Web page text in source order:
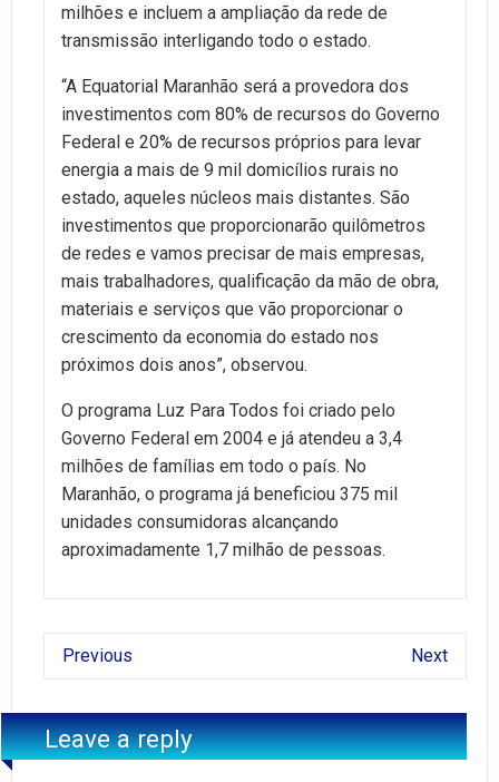
milhões e incluem a ampliação da rede de
transmissão interligando todo o estado.
“A Equatorial Maranhão será a provedora dos
investimentos com 80% de recursos do Governo
Federal e 20% de recursos próprios para levar
energia a mais de 9 mil domicílios rurais no
estado, aqueles núcleos mais distantes. São
investimentos que proporcionarão quilômetros
de redes e vamos precisar de mais empresas,
mais trabalhadores, qualificação da mão de obra,
materiais e serviços que vão proporcionar o
crescimento da economia do estado nos
próximos dois anos”, observou.
O programa Luz Para Todos foi criado pelo
Governo Federal em 2004 e já atendeu a 3,4
milhões de famílias em todo o país. No
Maranhão, o programa já beneficiou 375 mil
unidades consumidoras alcançando
aproximadamente 1,7 milhão de pessoas.
Previous Next
Leave a reply